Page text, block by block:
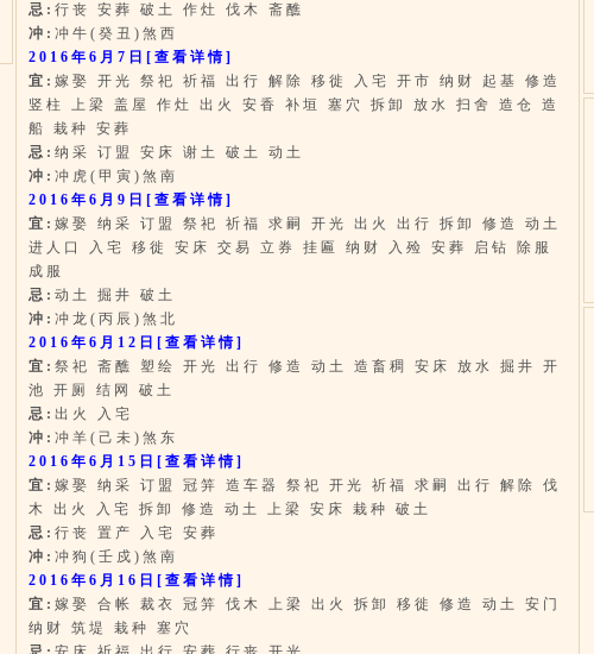
忌: 行丧 安葬 破土 作灶 伐木 斋醮
冲: 冲牛(癸丑)煞西
2016年6月7日 [查看详情]
宜: 嫁娶 开光 祭祀 祈福 出行 解除 移徙 入宅 开市 纳财 起基 修造
竖柱 上梁 盖屋 作灶 出火 安香 补垣 塞穴 拆卸 放水 扫舍 造仓 造
船 栽种 安葬
忌: 纳采 订盟 安床 谢土 破土 动土
冲: 冲虎(甲寅)煞南
2016年6月9日 [查看详情]
宜: 嫁娶 纳采 订盟 祭祀 祈福 求嗣 开光 出火 出行 拆卸 修造 动土
进人口 入宅 移徙 安床 交易 立券 挂匾 纳财 入殓 安葬 启钻 除服
成服
忌: 动土 掘井 破土
冲: 冲龙(丙辰)煞北
2016年6月12日 [查看详情]
宜: 祭祀 斋醮 塑绘 开光 出行 修造 动土 造畜稠 安床 放水 掘井 开
池 开厕 结网 破土
忌: 出火 入宅
冲: 冲羊(己未)煞东
2016年6月15日 [查看详情]
宜: 嫁娶 纳采 订盟 冠笄 造车器 祭祀 开光 祈福 求嗣 出行 解除 伐
木 出火 入宅 拆卸 修造 动土 上梁 安床 栽种 破土
忌: 行丧 置产 入宅 安葬
冲: 冲狗(壬戍)煞南
2016年6月16日 [查看详情]
宜: 嫁娶 合帐 裁衣 冠笄 伐木 上梁 出火 拆卸 移徙 修造 动土 安门
纳财 筑堤 栽种 塞穴